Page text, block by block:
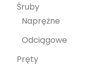
Śruby
Naprężne
Odciągowe
Pręty